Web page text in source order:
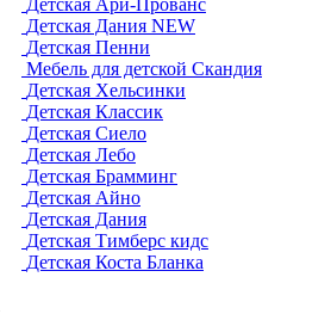
Детская Дания NEW
Детская Пенни
Мебель для детской Скандия
Детская Хельсинки
Детская Классик
Детская Сиело
Детская Лебо
Детская Брамминг
Детская Айно
Детская Дания
Детская Тимберс кидс
Детская Коста Бланка